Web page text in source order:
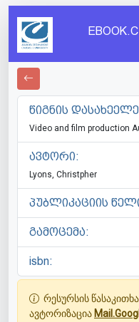
წიგნის
Video and film production
ავტორი:
Lyons, Christpher
პუბლიკაციის
გამოცემა:
isbn:
რესურსის
ავტორიზაცია